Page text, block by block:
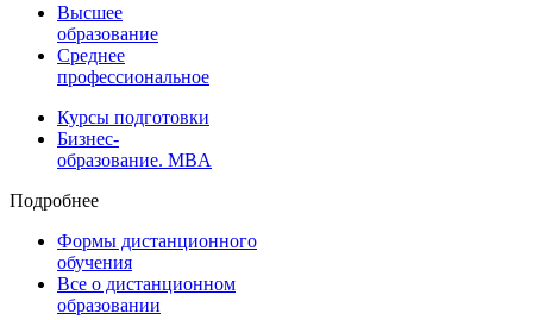
Высшее
образование
Среднее
профессиональное
Курсы подготовки
Бизнес-
образование. MBA
Подробнее
Формы дистанционного
обучения
Все о дистанционном
образовании